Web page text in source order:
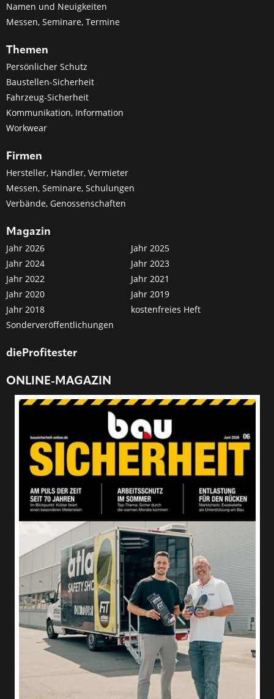
Namen und Neuigkeiten
Messen, Seminare, Termine
Themen
Persönlicher Schutz
Baustellen-Sicherheit
Fahrzeug-Sicherheit
Kommunikation, Information
Workwear
Firmen
Hersteller, Händler, Vermieter
Messen, Seminare, Schulungen
Verbände, Genossenschaften
Magazin
Jahr 2026
Jahr 2025
Jahr 2024
Jahr 2023
Jahr 2022
Jahr 2021
Jahr 2020
Jahr 2019
Jahr 2018
kostenfreies Heft
Sonderveröffentlichungen
dieProfitester
ONLINE-MAGAZIN